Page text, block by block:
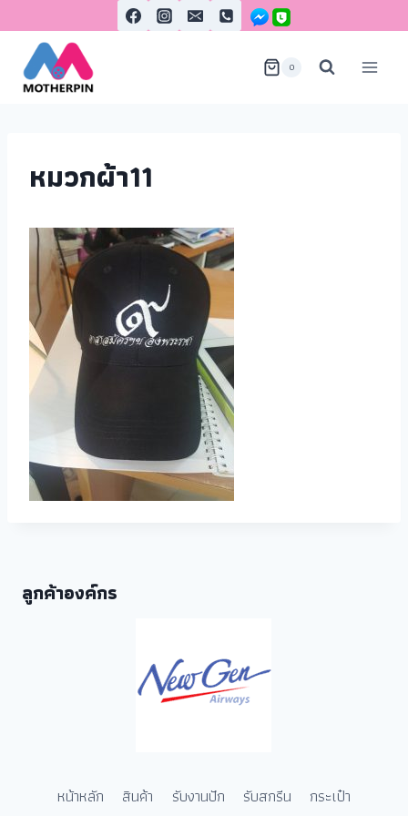
0
หมวกผ้า11
ลูกค้าองค์กร
หน้าหลัก สินค้า รับงานปัก รับสกรีน กระเป๋า